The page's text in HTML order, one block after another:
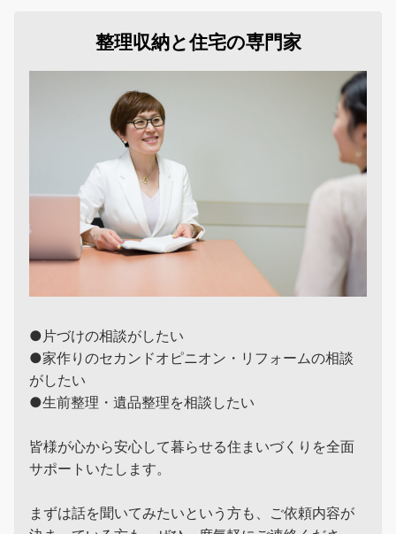
整理収納と住宅の専門家
●片づけの相談がしたい
●家作りのセカンドオピニオン・リフォームの相談
がしたい
●生前整理・遺品整理を相談したい
皆様が心から安心して暮らせる住まいづくりを全面
サポートいたします。
まずは話を聞いてみたいという方も、ご依頼内容が